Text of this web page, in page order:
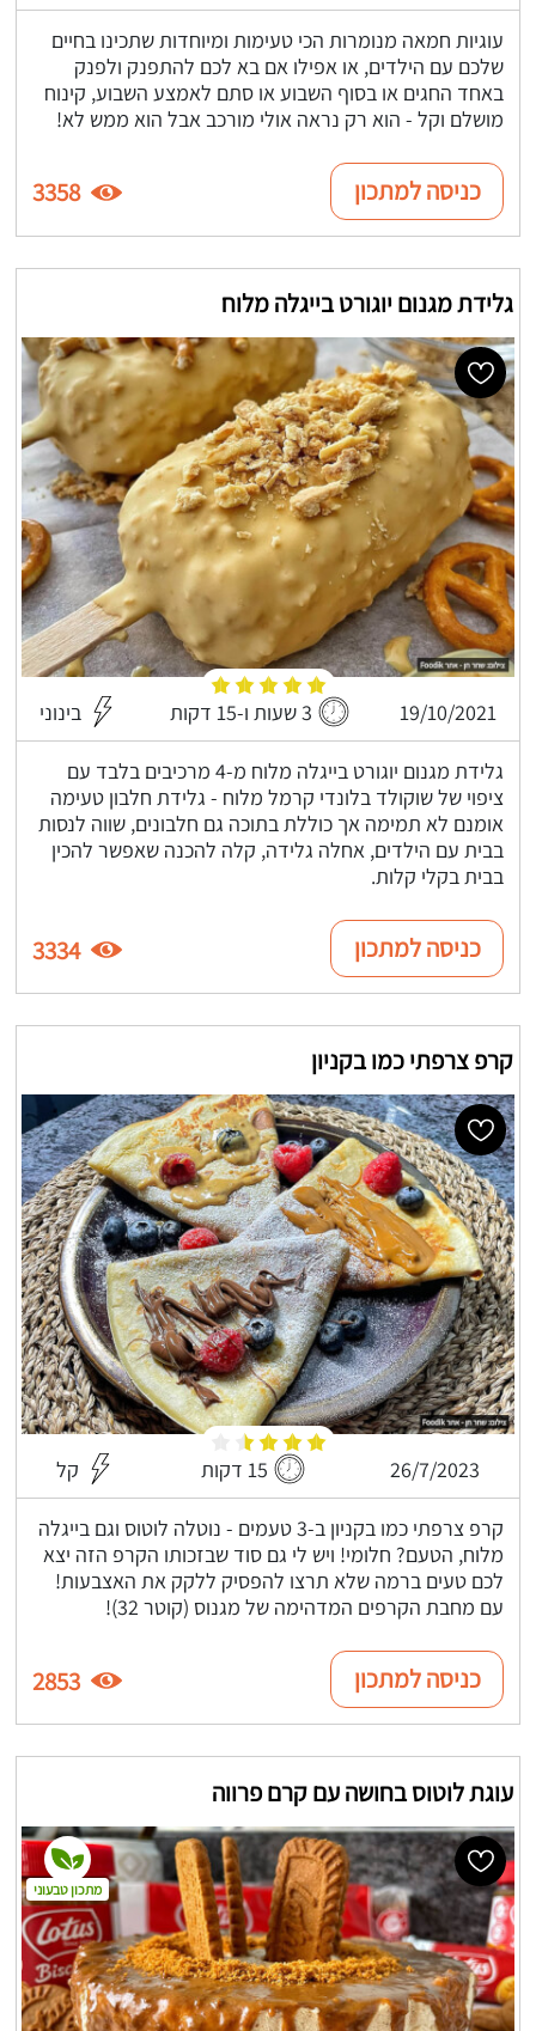
עוגיות חמאה מנומרות הכי טעימות ומיוחדות שתכינו בחיים
שלכם עם הילדים, או אפילו אם בא לכם להתפנק ולפנק
באחד החגים או בסוף השבוע או סתם לאמצע השבוע, קינוח
מושלם וקל - הוא רק נראה אולי מורכב אבל הוא ממש לא!
כניסה למתכון 3358
גלידת מגנום יוגורט בייגלה מלוח
19/10/2021 3 שעות ו-15 דקות בינוני
גלידת מגנום יוגורט בייגלה מלוח מ-4 מרכיבים בלבד עם
ציפוי של שוקולד בלונדי קרמל מלוח - גלידת חלבון טעימה
אומנם לא תמימה אך כוללת בתוכה גם חלבונים, שווה לנסות
בבית עם הילדים, אחלה גלידה, קלה להכנה שאפשר להכין
בבית בקלי קלות.
כניסה למתכון 3334
קרפ צרפתי כמו בקניון
26/7/2023 15 דקות קל
קרפ צרפתי כמו בקניון ב-3 טעמים - נוטלה לוטוס וגם בייגלה
מלוח, הטעם? חלומי! ויש לי גם סוד שבזכותו הקרפ הזה יצא
לכם טעים ברמה שלא תרצו להפסיק ללקק את האצבעות!
עם מחבת הקרפים המדהימה של מגנוס (קוטר 32)!
כניסה למתכון 2853
עוגת לוטוס בחושה עם קרם פרווה
מתכון טבעוני